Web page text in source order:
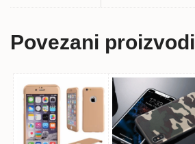
Povezani proizvodi